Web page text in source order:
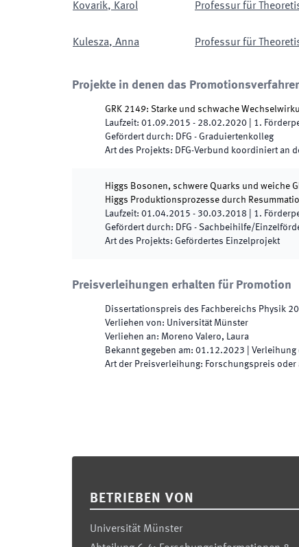
Kovarik, Karol Professur für
Kulesza, Anna Professur für
Projekte in denen das
GRK 2149: Starke und schwache
Laufzeit: 01.09.2015 - 28.02.2020 1.
Gefördert durch: DFG - Graduiertenkolleg
Art des Projekts: DFG-Verbund koordiniert an
Higgs Bosonen, schwere Quarks und weiche
Higgs Produktionsprozesse durch
Laufzeit: 01.04.2015 - 30.03.2018 1.
Gefördert durch: DFG - Sachbeihilfe/
Art des Projekts: Gefördertes Einzelprojekt
Preisverleihungen erhalten für Promotion
Dissertationspreis des Fachbereichs Physik
Verliehen von: Universität Münster
Verliehen an: Moreno Valero, Laura
Bekannt gegeben am: 01.12.2023 Verleihung
Art der Preisverleihung: Forschungspreis
BETRIEBEN VON
Universität Münster